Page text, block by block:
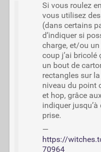
Si vous roulez
vous utilisez
(dans certains
d’indiquer si
charge, et/ou
coup j’ai bricolé
un bout de
rectangles sur
niveau du point
et hop, grâce
indiquer
prise.
—
https://
70964